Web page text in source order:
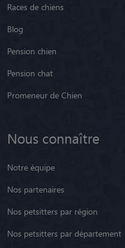
Races de chiens
Blog
Pension chien
Pension chat
Promeneur de Chien
Nous connaître
Notre équipe
Nos partenaires
Nos petsitters par région
Nos petsitters par département